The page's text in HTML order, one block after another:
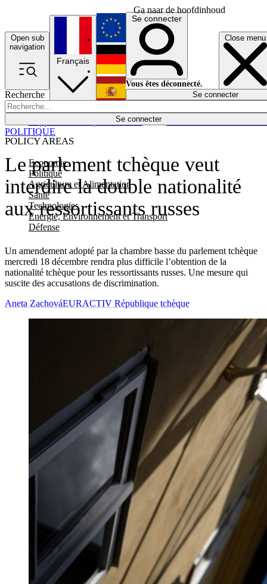
Ga naar de hoofdinhoud
Open sub
navigation
Close menu
Recherche
Se connecter
POLICY AREAS
Economie
Politique
Agriculture et Alimentation
Santé
Technologies
Energie, Environnement et Transport
Défense
Économie
Français
English
Deutsch
Español
Se connecter
Vous êtes déconnecté.
Se connecter
Le parlement tchèque veut
interdire la double nationalité
aux ressortissants russes
Un amendement adopté par la chambre basse du parlement tchèque
mercredi 18 décembre rendra plus difficile l’obtention de la
nationalité tchèque pour les ressortissants russes. Une mesure qui
suscite des accusations de discrimination.
POLITIQUE
Aneta ZachováEURACTIV République tchèque